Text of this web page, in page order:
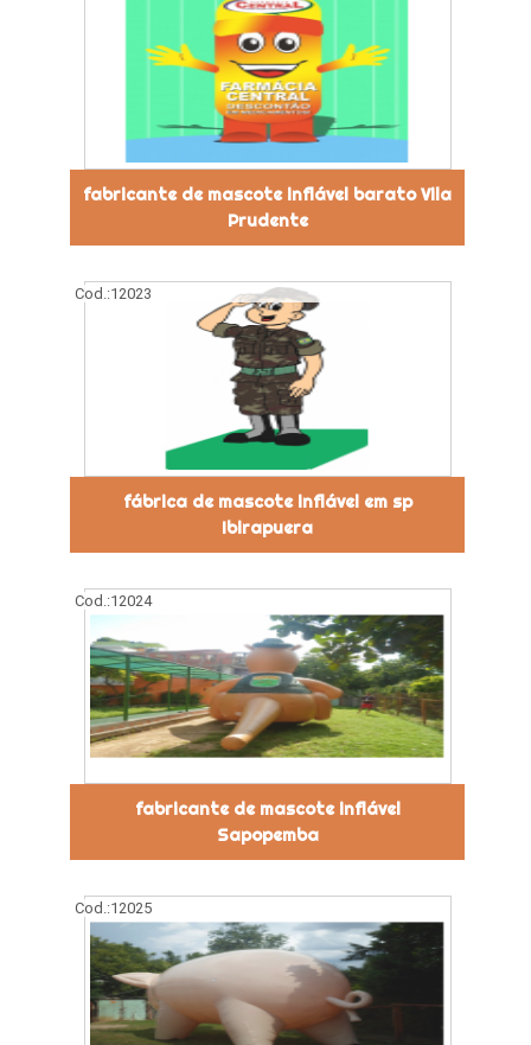
fabricante de mascote inflável barato Vila
Prudente
Cod.:12023
fábrica de mascote inflável em sp
Ibirapuera
Cod.:12024
fabricante de mascote inflável
Sapopemba
Cod.:12025